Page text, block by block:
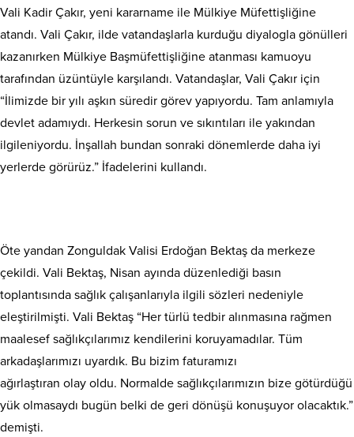
Vali Kadir Çakır, yeni kararname ile Mülkiye Müfettişliğine
atandı. Vali Çakır, ilde vatandaşlarla kurduğu diyalogla gönülleri
kazanırken Mülkiye Başmüfettişliğine atanması kamuoyu
tarafından üzüntüyle karşılandı. Vatandaşlar, Vali Çakır için
“İlimizde bir yılı aşkın süredir görev yapıyordu. Tam anlamıyla
devlet adamıydı. Herkesin sorun ve sıkıntıları ile yakından
ilgileniyordu. İnşallah bundan sonraki dönemlerde daha iyi
yerlerde görürüz.” İfadelerini kullandı.
Öte yandan Zonguldak Valisi Erdoğan Bektaş da merkeze
çekildi. Vali Bektaş, Nisan ayında düzenlediği basın
toplantısında sağlık çalışanlarıyla ilgili sözleri nedeniyle
eleştirilmişti. Vali Bektaş “Her türlü tedbir alınmasına rağmen
maalesef sağlıkçılarımız kendilerini koruyamadılar. Tüm
arkadaşlarımızı uyardık. Bu bizim faturamızı
ağırlaştıran olay oldu. Normalde sağlıkçılarımızın bize götürdüğü
yük olmasaydı bugün belki de geri dönüşü konuşuyor olacaktık.”
demişti.